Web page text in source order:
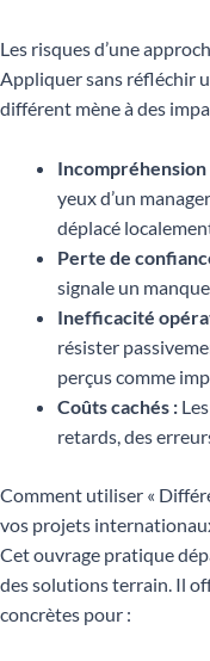
Les risques d’une
Appliquer sans réfléchir
différent mène à des
yeux d’un
déplacé
Perte de
signale un
Inefficacité
résister
perçus comme
Coûts cachés :
retards, des
Comment utiliser «
vos projets
Cet ouvrage pratique
des solutions terrain. Il
concrètes pour :